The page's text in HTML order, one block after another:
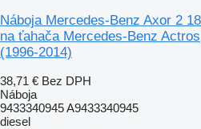
Náboja Mercedes-Benz Axor 2
na ťahača Mercedes-Benz
(1996-2014)
38,71 € Bez DPH
Náboja
9433340945 A9433340945
diesel